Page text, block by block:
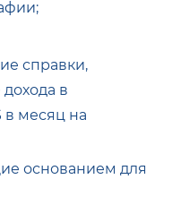
справки,
в
в месяц на
основанием для